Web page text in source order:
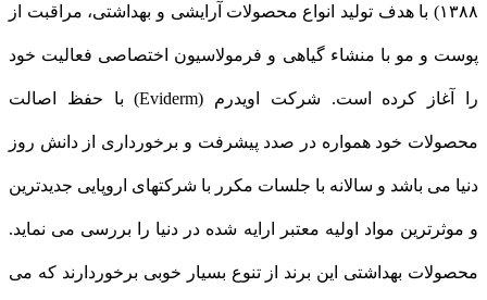
۱۳۸۸) با هدف تولید انواع محصولات آرایشی و بهداشتی، مراقبت از
پوست و مو با منشاء گیاهی و فرمولاسیون اختصاصی فعالیت خود
را آغاز کرده است. شرکت اویدرم (Eviderm) با حفظ اصالت
محصولات خود همواره در صدد پیشرفت و برخورداری از دانش روز
دنیا می باشد و سالانه با جلسات مکرر با شرکت‎های اروپایی جدیدترین
و موثرترین مواد اولیه معتبر ارایه شده در دنیا را بررسی می نماید.
محصولات بهداشتی این برند از تنوع بسیار خوبی برخوردارند که می